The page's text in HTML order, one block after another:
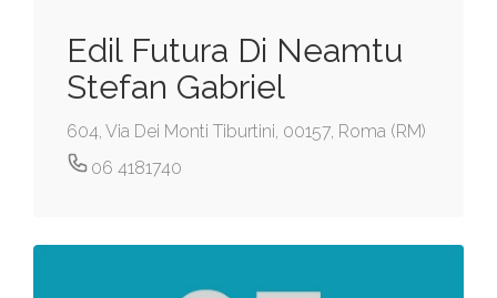
Edil Futura Di Neamtu
Stefan Gabriel
604, Via Dei Monti Tiburtini, 00157, Roma (RM)
06 4181740